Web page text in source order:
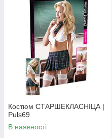
Костюм СТАРШЕКЛАСНІЦА |
Puls69
В наявності